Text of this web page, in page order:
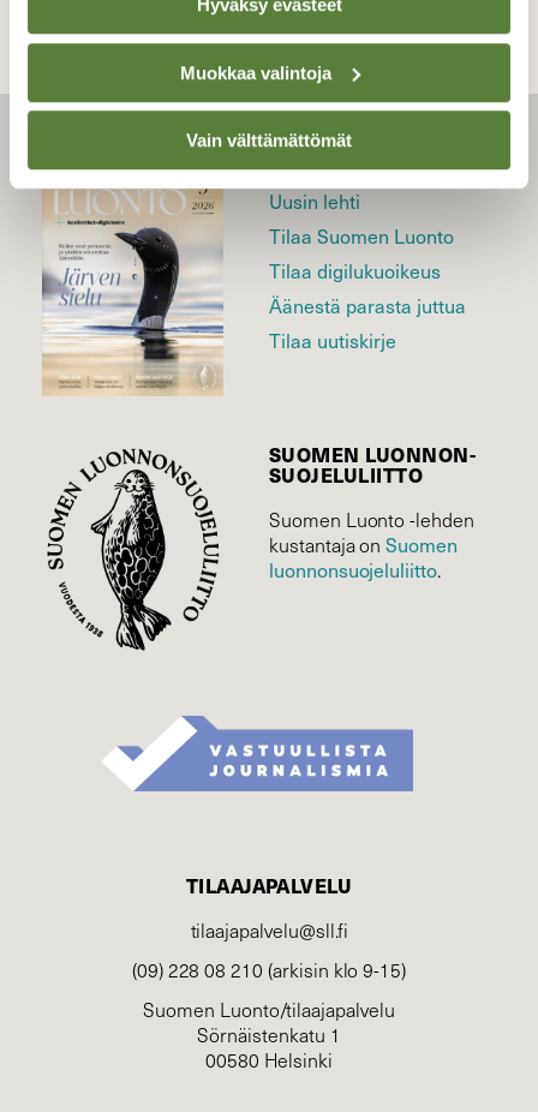
Hyväksy evästeet
Muokkaa valintoja
Vain välttämättömät
Uusin lehti
Tilaa Suomen Luonto
Tilaa digilukuoikeus
Äänestä parasta juttua
Tilaa uutiskirje
SUOMEN LUONNON­
SUOJELU­LIITTO
Suomen Luonto -lehden
kustantaja onSuomen
luonnonsuojelu­liitto.
TILAAJAPALVELU
tilaajapalvelu@sll.fi
(09) 228 08 210 (arkisin klo 9-15)
Suomen Luonto/tilaajapalvelu
Sörnäistenkatu 1
00580 Helsinki